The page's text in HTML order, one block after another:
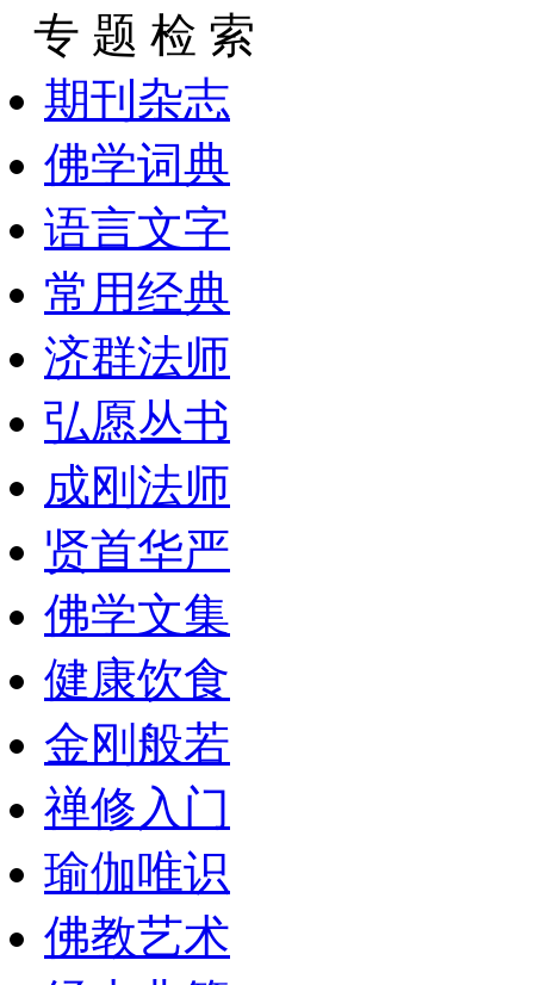
专 题 检 索
期刊杂志
佛学词典
语言文字
常用经典
济群法师
弘愿丛书
成刚法师
贤首华严
佛学文集
健康饮食
金刚般若
禅修入门
瑜伽唯识
佛教艺术